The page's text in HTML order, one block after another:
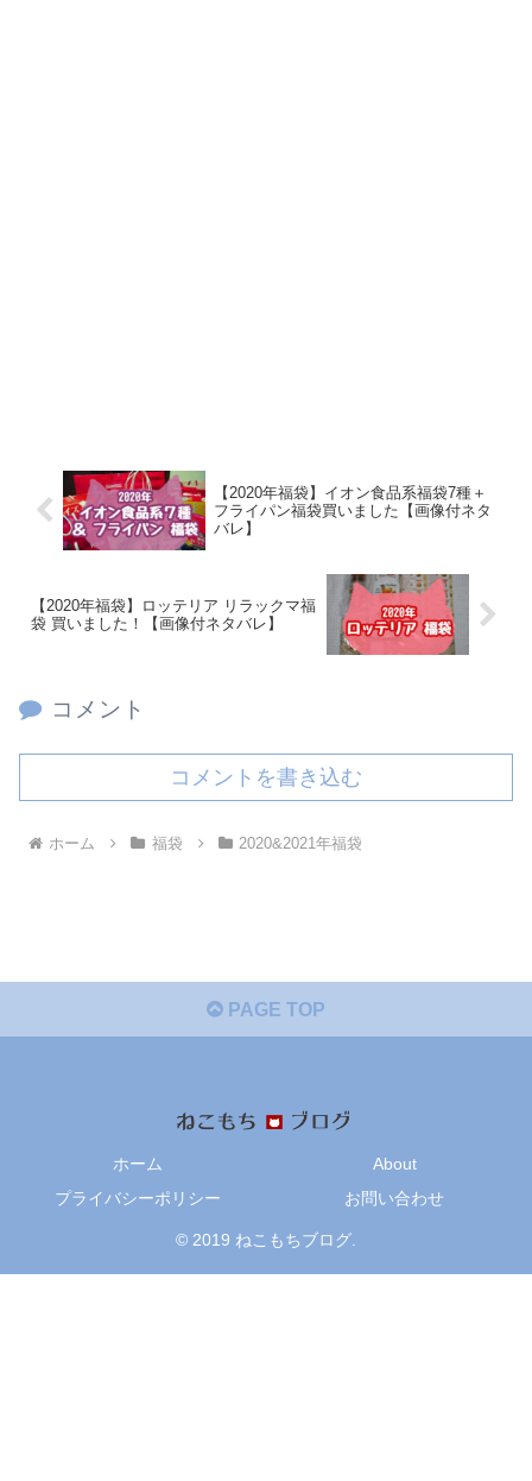
【2020年福袋】イオン食品系福袋7種＋
フライパン福袋買いました【画像付ネタ
バレ】
【2020年福袋】ロッテリア リラックマ福
袋 買いました！【画像付ネタバレ】
コメント
コメントを書き込む
ホーム 福袋 2020&2021年福袋
PAGE TOP
ホーム
About
プライバシーポリシー
お問い合わせ
© 2019 ねこもちブログ.